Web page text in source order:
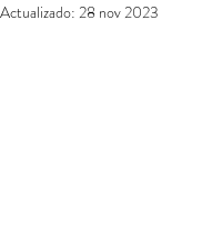
Actualizado: 28 nov 2023